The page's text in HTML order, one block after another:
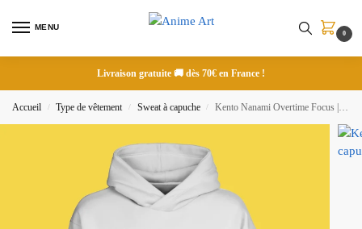
MENU
0
Livraison gratuite 🚚 dès 70€ en France !
Accueil / Type de vêtement / Sweat à capuche / Kento Nanami Overtime Focus | Jujutsu Kaisen | Sweat à capuche brodé